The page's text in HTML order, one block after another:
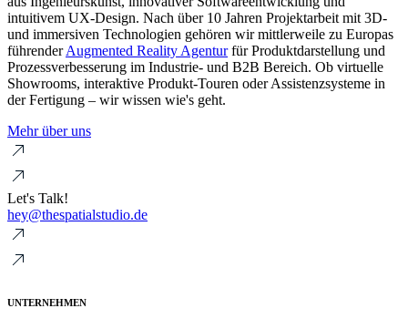
intuitivem UX-Design. Nach über 10 Jahren Projektarbeit mit 3D-
und immersiven Technologien gehören wir mittlerweile zu Europas
führenderAugmented Reality Agenturfür Produktdarstellung und
Prozessverbesserung im Industrie- und B2B Bereich. Ob virtuelle
Showrooms, interaktive Produkt-Touren oder Assistenzsysteme in
der Fertigung – wir wissen wie's geht.
Mehr über uns
Let's Talk!
hey@thespatialstudio.de
UNTERNEHMEN